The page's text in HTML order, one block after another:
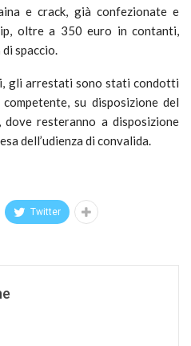
e crack, già confezionate e
oltre a 350 euro in contanti,
spaccio.
gli arrestati sono stati condotti
su disposizione del
resteranno a disposizione
dell’udienza di convalida.
Twitter